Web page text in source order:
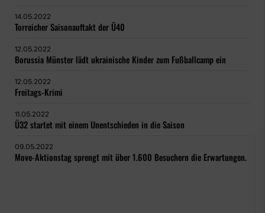
14.05.2022
Torreicher Saisonauftakt der Ü40
12.05.2022
Borussia Münster lädt ukrainische Kinder zum Fußballcamp ein
12.05.2022
Freitags-Krimi
11.05.2022
Ü32 startet mit einem Unentschieden in die Saison
09.05.2022
Move-Aktionstag sprengt mit über 1.600 Besuchern die Erwartungen.